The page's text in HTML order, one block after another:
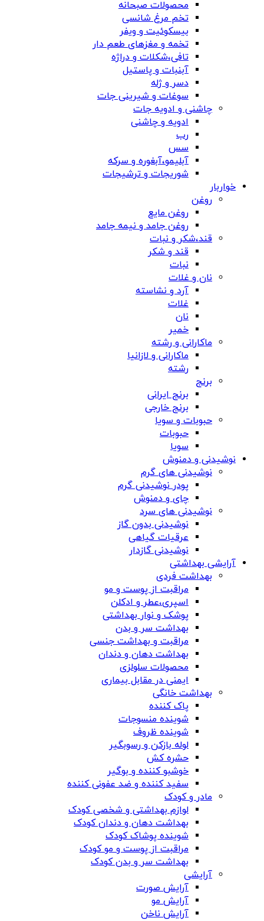
محصولات صبحانه
تخم مرغ شانسی
بیسکوئیت و ویفر
تخمه و مغزهای طعم دار
تافی،شکلات و دراژه
آبنبات و پاستیل
دسر و ژله
سوغات و شیرینی جات
چاشنی و ادویه جات
ادویه و چاشنی
رب
سس
آبلیمو،آبغوره و سرکه
شوریجات و ترشیجات
خواربار
روغن
روغن مایع
روغن جامد و نیمه جامد
قند،شکر و نبات
قند و شکر
نبات
نان و غلات
آرد و نشاسته
غلات
نان
خمیر
ماکارانی و رشته
ماکارانی و لازانیا
رشته
برنج
برنج ایرانی
برنج خارجی
حبوبات و سویا
حبوبات
سویا
نوشیدنی و دمنوش
نوشیدنی های گرم
پودر نوشیدنی گرم
چای و دمنوش
نوشیدنی های سرد
نوشیدنی بدون گاز
عرقیات گیاهی
نوشیدنی گازدار
آرایشی بهداشتی
بهداشت فردی
مراقبت از پوست و مو
اسپری،عطر و ادکلن
پوشک و نوار بهداشتی
بهداشت سر و بدن
مراقبت و بهداشت جنسی
بهداشت دهان و دندان
محصولات سلولزی
ایمنی در مقابل بیماری
بهداشت خانگی
پاک کننده
شوینده منسوجات
شوینده ظروف
لوله بازکن و رسوبگیر
حشره کش
خوشبو کننده و بوگیر
سفید کننده و ضد عفونی کننده
مادر و کودک
لوازم بهداشتی و شخصی کودک
بهداشت دهان و دندان کودک
شوینده پوشاک کودک
مراقبت از پوست و مو کودک
بهداشت سر و بدن کودک
آرایشی
آرایش صورت
آرایش مو
آرایش ناخن